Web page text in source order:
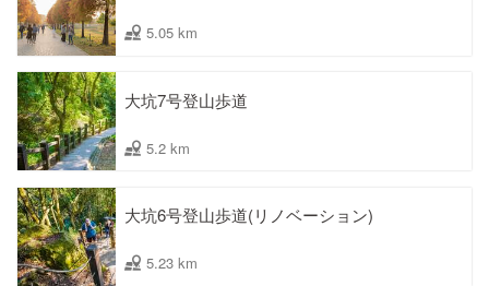
5.05 km
大坑7号登山歩道
5.2 km
大坑6号登山歩道(リノベーション)
5.23 km